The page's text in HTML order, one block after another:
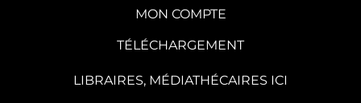
MON COMPTE
TÉLÉCHARGEMENT
LIBRAIRES, MÉDIATHÉCAIRES ICI